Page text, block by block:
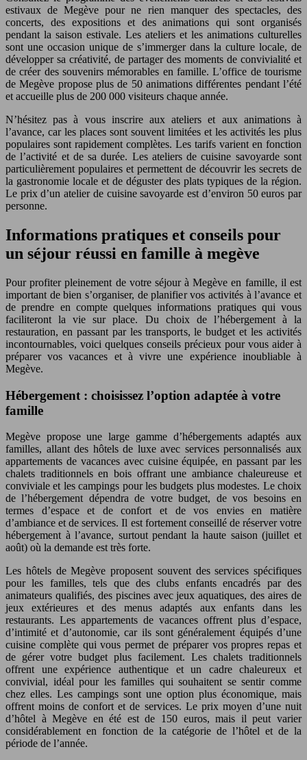
estivaux de Megève pour ne rien manquer des spectacles, des
concerts, des expositions et des animations qui sont organisés
pendant la saison estivale. Les ateliers et les animations culturelles
sont une occasion unique de s’immerger dans la culture locale, de
développer sa créativité, de partager des moments de convivialité et
de créer des souvenirs mémorables en famille. L’office de tourisme
de Megève propose plus de 50 animations différentes pendant l’été
et accueille plus de 200 000 visiteurs chaque année.
N’hésitez pas à vous inscrire aux ateliers et aux animations à
l’avance, car les places sont souvent limitées et les activités les plus
populaires sont rapidement complètes. Les tarifs varient en fonction
de l’activité et de sa durée. Les ateliers de cuisine savoyarde sont
particulièrement populaires et permettent de découvrir les secrets de
la gastronomie locale et de déguster des plats typiques de la région.
Le prix d’un atelier de cuisine savoyarde est d’environ 50 euros par
personne.
Informations pratiques et conseils pour
un séjour réussi en famille à megève
Pour profiter pleinement de votre séjour à Megève en famille, il est
important de bien s’organiser, de planifier vos activités à l’avance et
de prendre en compte quelques informations pratiques qui vous
faciliteront la vie sur place. Du choix de l’hébergement à la
restauration, en passant par les transports, le budget et les activités
incontournables, voici quelques conseils précieux pour vous aider à
préparer vos vacances et à vivre une expérience inoubliable à
Megève.
Hébergement : choisissez l’option adaptée à votre
famille
Megève propose une large gamme d’hébergements adaptés aux
familles, allant des hôtels de luxe avec services personnalisés aux
appartements de vacances avec cuisine équipée, en passant par les
chalets traditionnels en bois offrant une ambiance chaleureuse et
conviviale et les campings pour les budgets plus modestes. Le choix
de l’hébergement dépendra de votre budget, de vos besoins en
termes d’espace et de confort et de vos envies en matière
d’ambiance et de services. Il est fortement conseillé de réserver votre
hébergement à l’avance, surtout pendant la haute saison (juillet et
août) où la demande est très forte.
Les hôtels de Megève proposent souvent des services spécifiques
pour les familles, tels que des clubs enfants encadrés par des
animateurs qualifiés, des piscines avec jeux aquatiques, des aires de
jeux extérieures et des menus adaptés aux enfants dans les
restaurants. Les appartements de vacances offrent plus d’espace,
d’intimité et d’autonomie, car ils sont généralement équipés d’une
cuisine complète qui vous permet de préparer vos propres repas et
de gérer votre budget plus facilement. Les chalets traditionnels
offrent une expérience authentique et un cadre chaleureux et
convivial, idéal pour les familles qui souhaitent se sentir comme
chez elles. Les campings sont une option plus économique, mais
offrent moins de confort et de services. Le prix moyen d’une nuit
d’hôtel à Megève en été est de 150 euros, mais il peut varier
considérablement en fonction de la catégorie de l’hôtel et de la
période de l’année.